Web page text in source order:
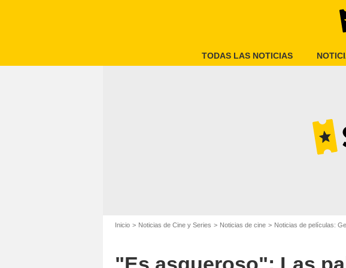
TODAS LAS NOTICIAS
Inicio Noticias de Cine y Series Noticias de cine Noticias de películas: